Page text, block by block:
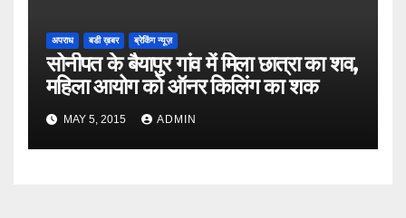
अपराध बडी ख़बर ब्रेकिंग न्यूज़
सोनीपत के बैयापुर गांव में मिला छात्रा का शव,
महिला आयोग को ऑनर किलिंग का शक
MAY 5, 2015 ADMIN